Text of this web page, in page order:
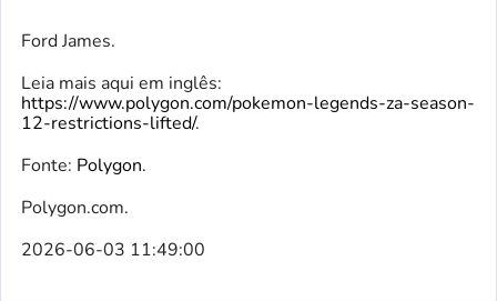
Ford James.
Leia mais aqui em inglês:
https://www.polygon.com/pokemon-legends-za-season-
12-restrictions-lifted/.
Fonte: Polygon.
Polygon.com.
2026-06-03 11:49:00